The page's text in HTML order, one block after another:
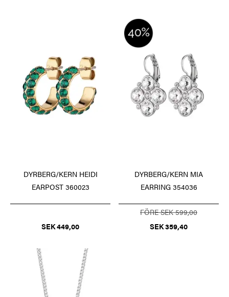
DYRBERG/KERN HEIDI
EARPOST 360023
SEK 449,00
DYRBERG/KERN MIA
EARRING 354036
FÖRE SEK 599,00
SEK 359,40